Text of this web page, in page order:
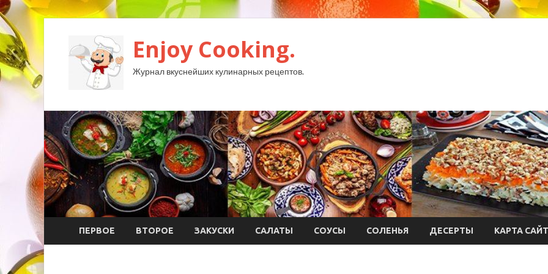
Enjoy Cooking.
Журнал вкуснейших кулинарных рецептов.
ПЕРВОЕ ВТОРОЕ ЗАКУСКИ САЛАТЫ СОУСЫ СОЛЕНЬЯ ДЕСЕРТЫ КАРТА